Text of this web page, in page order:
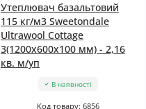
Утеплювач базальтовий
115 кг/м3 Sweetondale
Ultrawool Cottage
3(1200x600x100 мм) - 2,16
кв. м/уп
В наявності
Код товару: 6856